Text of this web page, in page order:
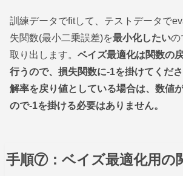
訓練データでfitして、テストデータで
失関数(最小二乗誤差)を最小化したいの
取り出します。ベイズ最適化は関数の
行うので、損失関数に-1を掛けてくだ
解率を戻り値としている場合は、数値
ので-1を掛ける必要はありません。
手順⑦：ベイズ最適化用の